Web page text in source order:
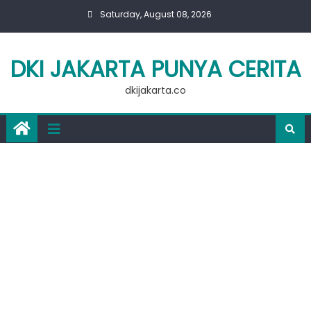
Saturday, August 08, 2026
DKI JAKARTA PUNYA CERITA
dkijakarta.co